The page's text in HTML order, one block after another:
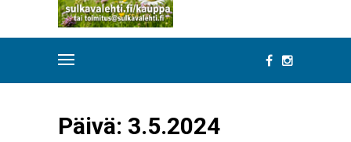
Päivä: 3.5.2024